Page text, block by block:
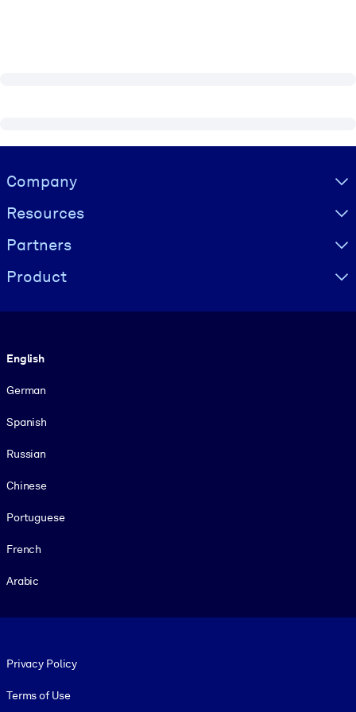
Visually hidden Text
Company
Resources
Partners
Product
English
German
Spanish
Russian
Chinese
Portuguese
French
Arabic
Privacy Policy
Terms of Use